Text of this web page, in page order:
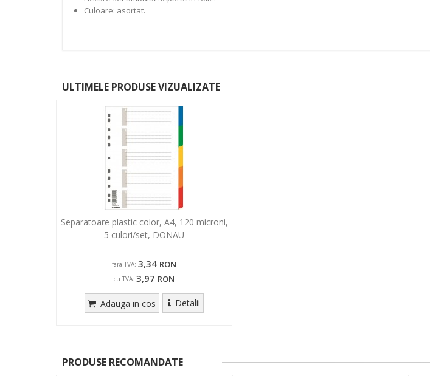
Culoare: asortat.
ULTIMELE PRODUSE VIZUALIZATE
Separatoare plastic color, A4, 120 microni,
5 culori/set, DONAU
fara TVA: 3,34 RON
cu TVA: 3,97 RON
Adauga in cos Detalii
PRODUSE RECOMANDATE